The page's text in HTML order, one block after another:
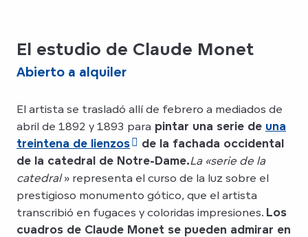
El estudio de Claude Monet
Abierto a alquiler
El artista se trasladó allí de febrero a mediados de
abril de 1892 y 1893 para pintar una serie de una
treintena de lienzos
de la fachada occidental
de la catedral de Notre-Dame.La «serie de la
catedral» representa el curso de la luz sobre el
prestigioso monumento gótico, que el artista
transcribió en fugaces y coloridas impresiones. Los
cuadros de Claude Monet se pueden admirar en